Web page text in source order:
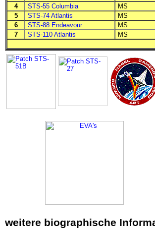
4
STS-55 Columbia MS
5
STS-74 Atlantis MS
6
STS-88 Endeavour MS
7
STS-110 Atlantis MS
weitere biographische